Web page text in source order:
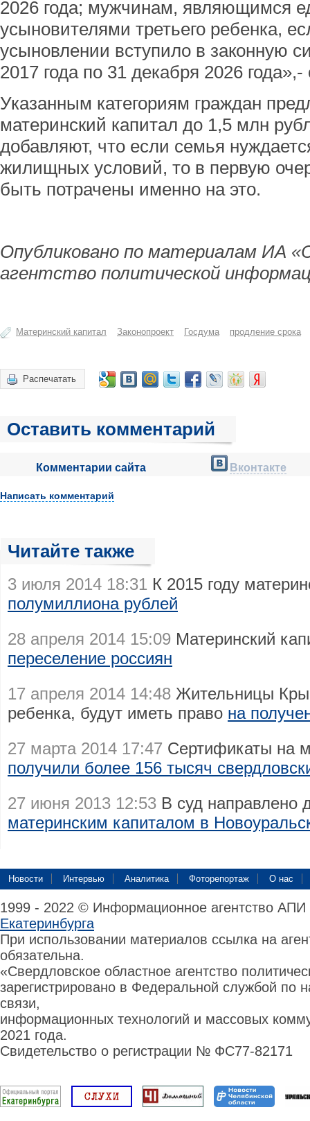
2026 года; мужчинам, являющимся
усыновителями третьего ребенка,
усыновлении вступило в законную
2017 года по 31 декабря 2026
Указанным категориям граждан
материнский капитал до 1,5 млн
добавляют, что если семья
жилищных условий, то в первую
быть потрачены именно на это.
Опубликовано по материалам ИА
агентство политической
Материнский капитал Законопроект Госдума продление срока
Распечатать
Оставить комментарий
Комментарии сайта Вконтакте
Написать комментарий
Читайте также
3 июля 2014 18:31 К 2015 году
полумиллиона рублей
28 апреля 2014 15:09 Материнский
переселение россиян
17 апреля 2014 14:48 Жительницы
ребенка, будут иметь право на
27 марта 2014 17:47 Сертификаты на
получили более 156 тысяч
27 июня 2013 12:53 В суд направлено
материнским капиталом в
Новости Интервью Аналитика Фоторепортаж О нас
1999 - 2022 © Информационное агентство
Екатеринбурга
При использовании материалов ссылка на
обязательна.
«Свердловское областное агентство
зарегистрировано в Федеральной службой по
связи,
информационных технологий и массовых
2021 года.
Свидетельство о регистрации № ФС77-82171